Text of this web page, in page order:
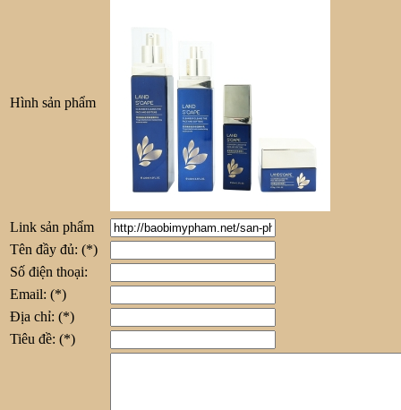
Hình sản phẩm
Link sản phẩm
Tên đầy đủ: (*)
Số điện thoại:
Email: (*)
Địa chỉ: (*)
Tiêu đề: (*)